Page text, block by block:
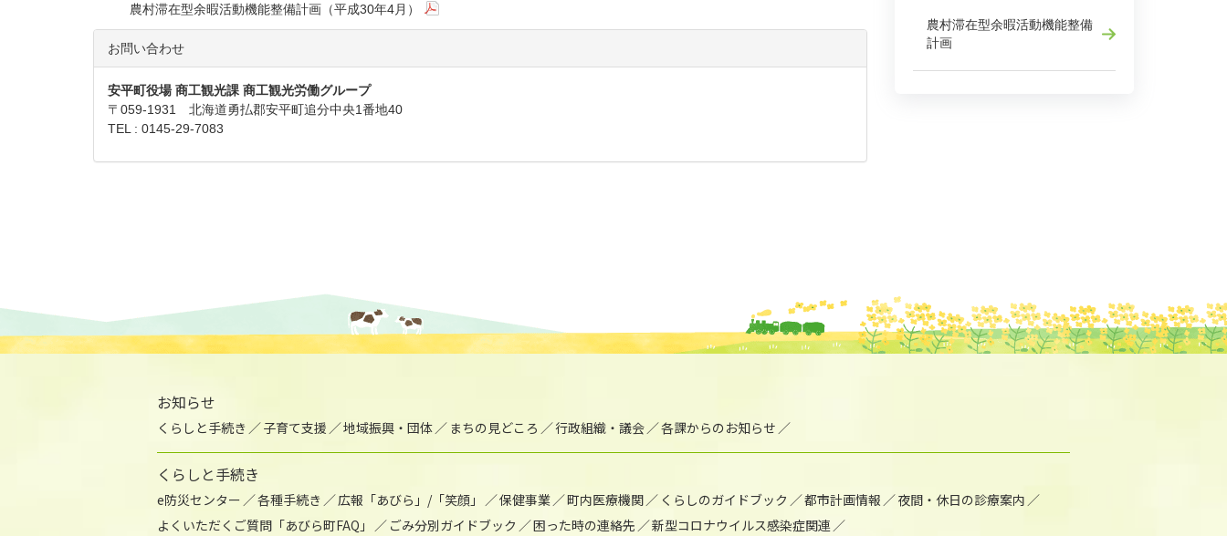
農村滞在型余暇活動機能整備計画（平成30年4月）
お問い合わせ
安平町役場 商工観光課 商工観光労働グループ
〒059-1931 北海道勇払郡安平町追分中央1番地40
TEL : 0145-29-7083
農村滞在型余暇活動機能整備
計画
お知らせ
くらしと手続き 子育て支援 地域振興・団体 まちの見どころ 行政組織・議会 各課からのお知らせ
くらしと手続き
e防災センター 各種手続き 広報「あびら」/「笑顔」 保健事業 町内医療機関 くらしのガイドブック 都市計画情報
夜間・休日の診療案内
よくいただくご質問「あびら町FAQ」
ごみ分別ガイドブック 困った時の連絡先
新型コロナウイルス感染症関連